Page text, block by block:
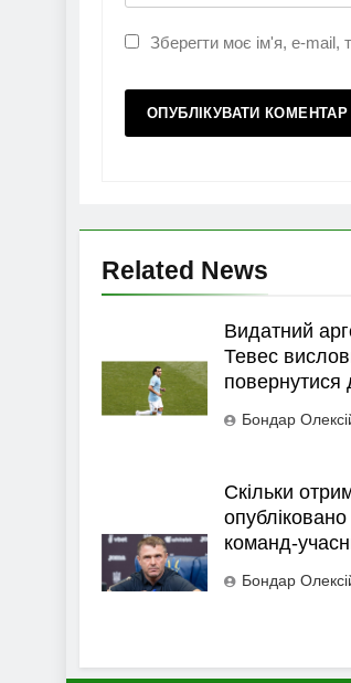
Зберегти моє ім'я, e-mail,
Related News
Видатний
Тевес
повернутися
Бондар
Скільки
команд-
Бондар